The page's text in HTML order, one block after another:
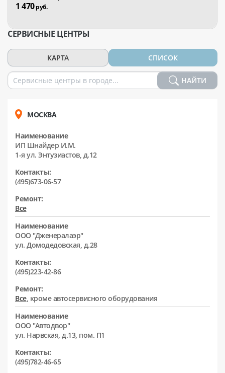
1 470руб.
СЕРВИСНЫЕ ЦЕНТРЫ
КАРТА СПИСОК
НАЙТИ
МОСКВА
Наименование
ИП Шнайдер И.М.
1-я ул. Энтузиастов, д.12
Контакты:
(495)673-06-57
Ремонт:
Все
Наименование
ООО "Дженералаэр"
ул. Домодедовская, д.28
Контакты:
(495)223-42-86
Ремонт:
Все, кроме автосервисного оборудования
Наименование
ООО "Автодвор"
ул. Нарвская, д.13, пом. П1
Контакты:
(495)782-46-65